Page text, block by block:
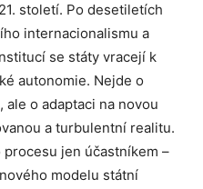
století. Po desetiletích
internacionalismu a
se státy vracejí k
autonomie. Nejde o
ale o adaptaci na novou
a turbulentní realitu.
jen účastníkem –
modelu státní